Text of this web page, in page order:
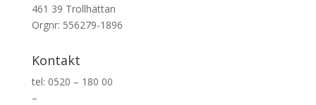
461 39 Trollhättan
Orgnr: 556279-1896
Kontakt
tel: 0520 – 180 00
–